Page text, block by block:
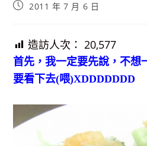
Post2011 年 7 月 6 日
造訪人次： 20,577
首先，我一定要先說，不想
要看下去(喂)XDDDDDDD